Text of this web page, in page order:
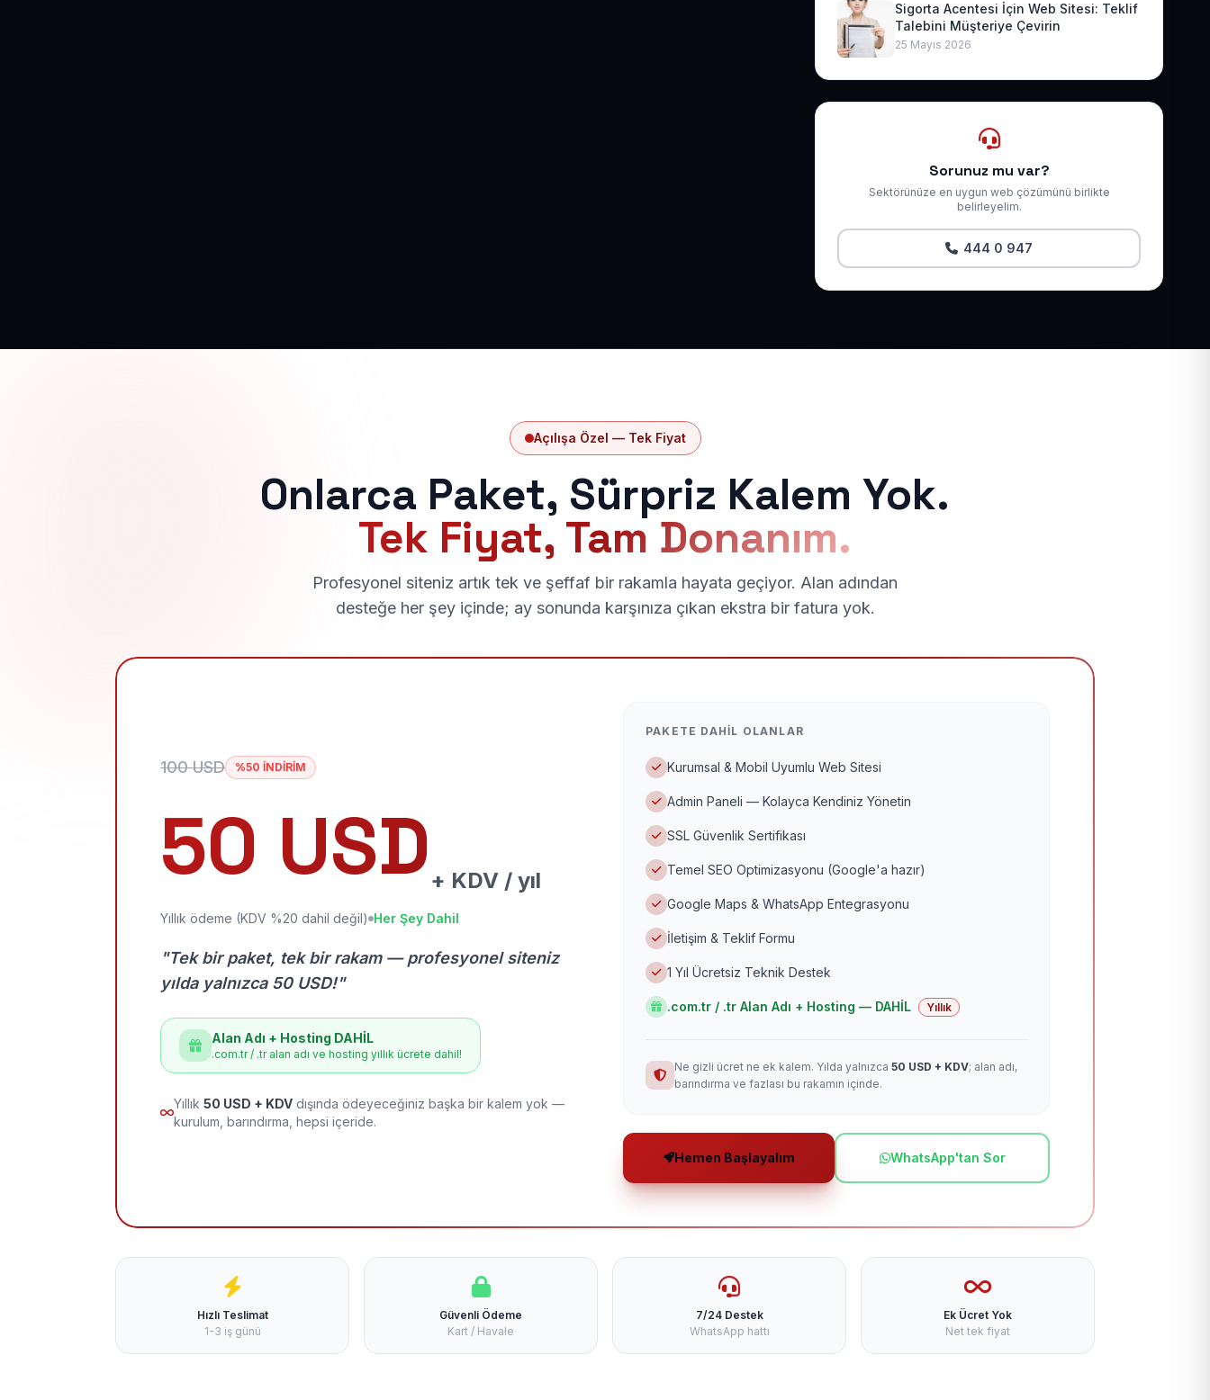
Sigorta Acentesi İçin Web Sitesi: Teklif
Talebini Müşteriye Çevirin
25 Mayıs 2026
Sorunuz mu var?
Sektörünüze en uygun web çözümünü birlikte
belirleyelim.
444 0 947
Açılışa Özel — Tek Fiyat
Onlarca Paket, Sürpriz Kalem Yok.
Tek Fiyat, Tam Donanım.
Profesyonel siteniz artık tek ve şeffaf bir rakamla hayata geçiyor. Alan adından
desteğe her şey içinde; ay sonunda karşınıza çıkan ekstra bir fatura yok.
100 USD %50 İNDİRİM
50 USD + KDV / yıl
Yıllık ödeme (KDV %20 dahil değil) Her Şey Dahil
"Tek bir paket, tek bir rakam — profesyonel siteniz
yılda yalnızca 50 USD!"
Alan Adı + Hosting DAHİL
.com.tr / .tr alan adı ve hosting yıllık ücrete dahil!
Yıllık 50 USD + KDV dışında ödeyeceğiniz başka bir kalem yok —
kurulum, barındırma, hepsi içeride.
PAKETE DAHIL OLANLAR
Kurumsal & Mobil Uyumlu Web Sitesi
Admin Paneli — Kolayca Kendiniz Yönetin
SSL Güvenlik Sertifikası
Temel SEO Optimizasyonu (Google'a hazır)
Google Maps & WhatsApp Entegrasyonu
İletişim & Teklif Formu
1 Yıl Ücretsiz Teknik Destek
.com.tr / .tr Alan Adı + Hosting — DAHİL Yıllık
Ne gizli ücret ne ek kalem. Yılda yalnızca 50 USD + KDV; alan adı,
barındırma ve fazlası bu rakamın içinde.
Hemen Başlayalım WhatsApp'tan Sor
Hızlı Teslimat
1-3 iş günü
Güvenli Ödeme
Kart / Havale
7/24 Destek
WhatsApp hattı
Ek Ücret Yok
Net tek fiyat